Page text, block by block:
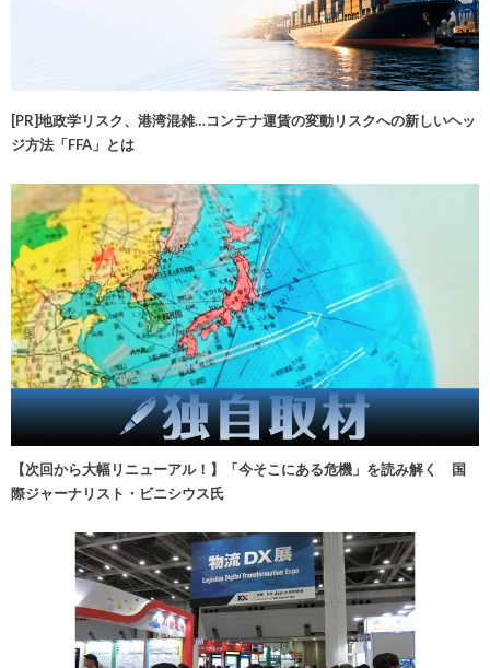
[PR]地政学リスク、港湾混雑…コンテナ運賃の変動リスクへの新しいヘッ
ジ方法「FFA」とは
【次回から大幅リニューアル！】「今そこにある危機」を読み解く 国
際ジャーナリスト・ビニシウス氏